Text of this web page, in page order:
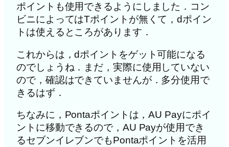
ポイントも使用できるようにしました．コン
ビニによってはTポイントが無くて，dポイン
トは使えるところがあります．
これからは，dポイントをゲット可能になる
のでしょうね．まだ，実際に使用していない
ので，確認はできていませんが．多分使用で
きるはず．
ちなみに，Pontaポイントは，AU Payにポイ
ントに移動できるので，AU Payが使用でき
るセブンイレブンでもPontaポイントを活用